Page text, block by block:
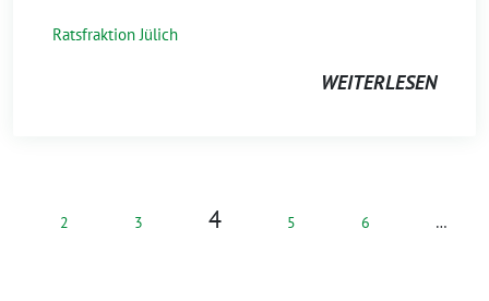
Ratsfraktion Jülich
WEITERLESEN
2 3 4 5 6 …